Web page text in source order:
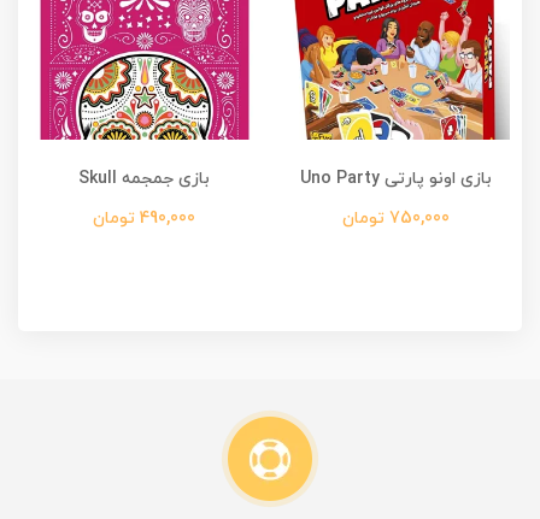
بازی اونو پارتی Uno Party
750,000 تومان
بازی جمجمه Skull
490,000 تومان